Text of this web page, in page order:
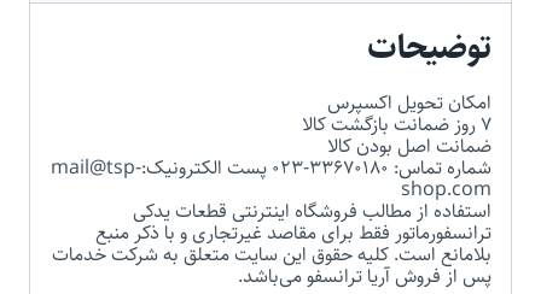
توضیحات
امکان تحویل اکسپرس
7 روز ضمانت بازگشت کالا
ضمانت اصل بودن کالا
شماره تماس: 33670180-023 پست الکترونیک:mail@tsp-
shop.com
استفاده از مطالب فروشگاه اینترنتی قطعات یدکی
ترانسفورماتور فقط برای مقاصد غیرتجاری و با ذکر منبع
بلامانع است. کلیه حقوق این سایت متعلق به شرکت خدمات
پس از فروش آریا ترانسفو می‌باشد.